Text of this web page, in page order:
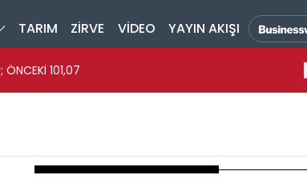
TARIM ZİRVE VİDEO YAYIN AKIŞI
ÖNCEKİ 101,07